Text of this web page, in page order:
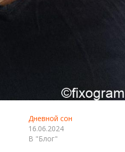
Дневной сон
16.06.2024
В "Блог"